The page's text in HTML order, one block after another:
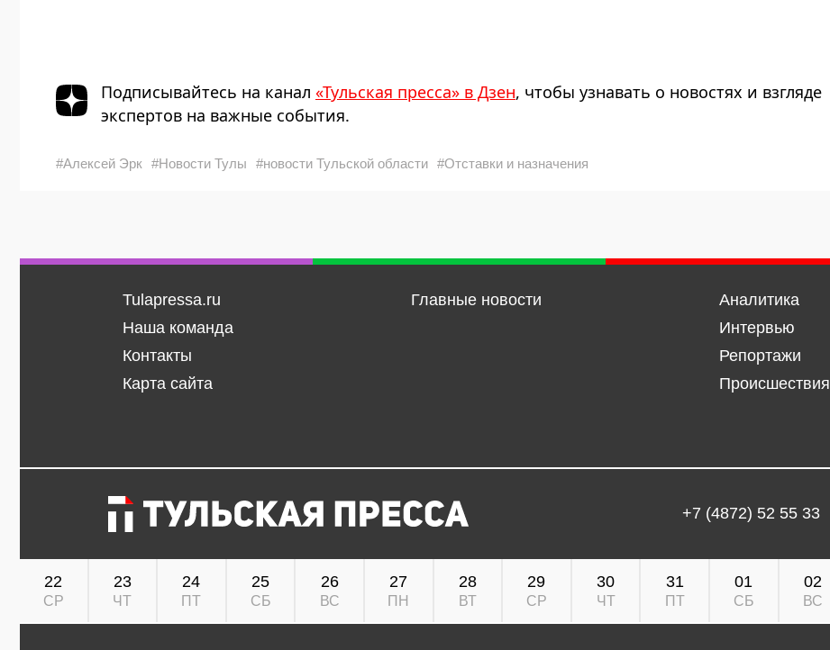
Подписывайтесь на канал «Тульская пресса» в Дзен, чтобы узнавать о новостях и взгляде
экспертов на важные события.
#Алексей Эрк #Новости Тулы #новости Тульской области #Отставки и назначения
Tulapressa.ru
Наша команда
Контакты
Карта сайта
Главные новости
Аналитика
Интервью
Репортажи
Происшествия
+7 (4872) 52 55 33
22
СР
23
ЧТ
24
ПТ
25
СБ
26
ВС
27
ПН
28
ВТ
29
СР
30
ЧТ
31
ПТ
01
СБ
02
ВС